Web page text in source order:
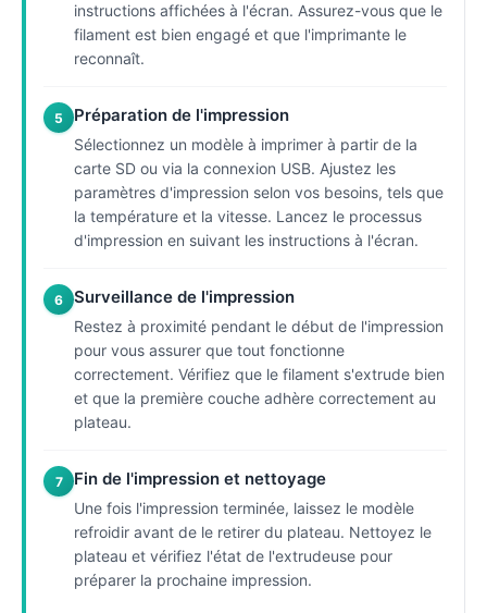
instructions affichées à l'écran. Assurez-vous que le
filament est bien engagé et que l'imprimante le
reconnaît.
5 Préparation de l'impression
Sélectionnez un modèle à imprimer à partir de la
carte SD ou via la connexion USB. Ajustez les
paramètres d'impression selon vos besoins, tels que
la température et la vitesse. Lancez le processus
d'impression en suivant les instructions à l'écran.
6 Surveillance de l'impression
Restez à proximité pendant le début de l'impression
pour vous assurer que tout fonctionne
correctement. Vérifiez que le filament s'extrude bien
et que la première couche adhère correctement au
plateau.
7 Fin de l'impression et nettoyage
Une fois l'impression terminée, laissez le modèle
refroidir avant de le retirer du plateau. Nettoyez le
plateau et vérifiez l'état de l'extrudeuse pour
préparer la prochaine impression.